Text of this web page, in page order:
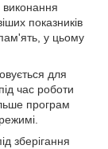
виконання
показників
у цьому
для
час роботи
програм
зберігання